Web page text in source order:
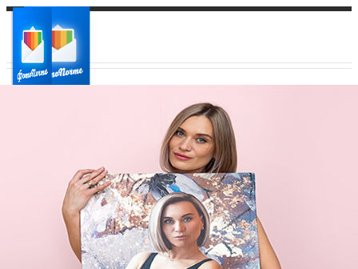
Ваш регион доставки
Выберите из списка: